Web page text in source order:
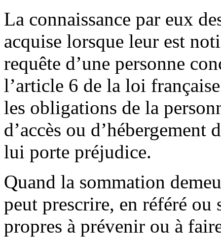
La connaissance par eux
acquise lorsque leur est
requête d’une personne
l’article 6 de la loi
les obligations de la
d’accès ou
lui porte préjudice.
Quand la sommation
peut prescrire, en référé ou
propres à prévenir ou à